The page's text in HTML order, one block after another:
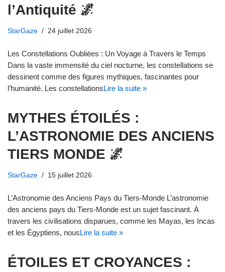
l’Antiquité 🌌
StarGaze 24 juillet 2026
Les Constellations Oubliées : Un Voyage à Travers le Temps
Dans la vaste immensité du ciel nocturne, les constellations se
dessinent comme des figures mythiques, fascinantes pour
l’humanité. Les constellationsLire la suite »
MYTHES ÉTOILÉS :
L’ASTRONOMIE DES ANCIENS
TIERS MONDE 🌌
StarGaze 15 juillet 2026
L’Astronomie des Anciens Pays du Tiers-Monde L’astronomie
des anciens pays du Tiers-Monde est un sujet fascinant. À
travers les civilisations disparues, comme les Mayas, les Incas
et les Égyptiens, nousLire la suite »
ÉTOILES ET CROYANCES :